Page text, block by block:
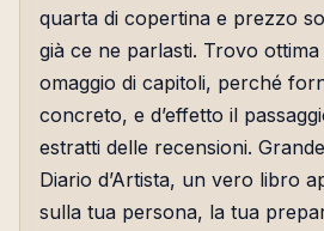
quarta di copertina e prezzo
già ce ne parlasti. Trovo
omaggio di capitoli, perché
concreto, e d’effetto il
estratti delle recensioni.
Diario d’Artista, un vero libro
sulla tua persona, la tua